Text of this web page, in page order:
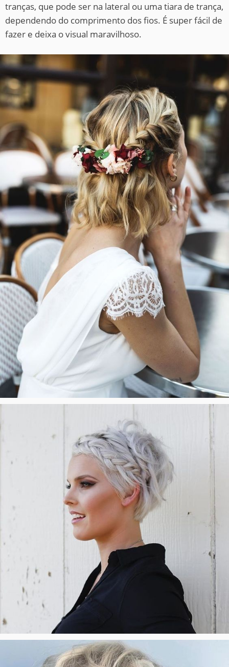
tranças, que pode ser na lateral ou uma tiara de trança,
dependendo do comprimento dos fios. É super fácil de
fazer e deixa o visual maravilhoso.